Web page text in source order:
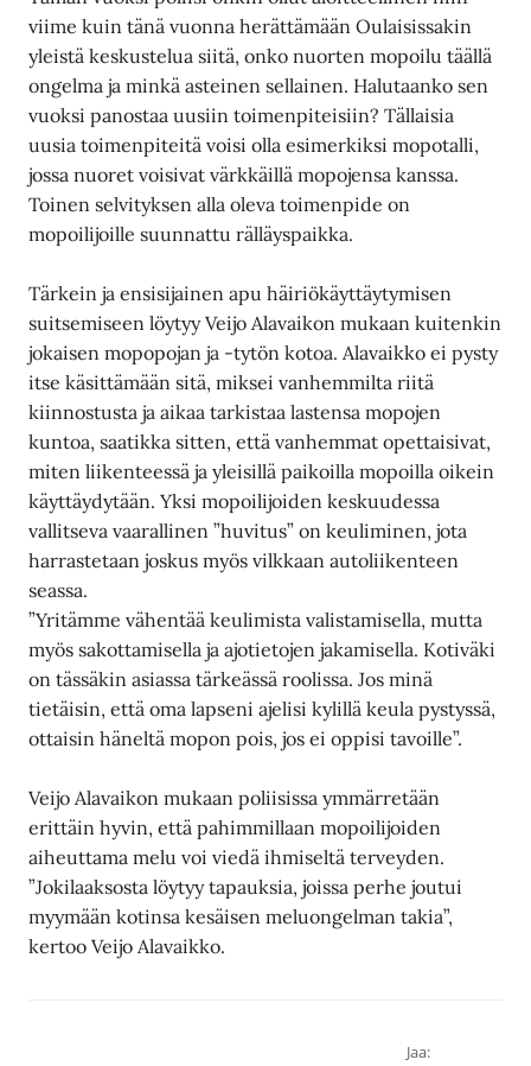
viime kuin tänä vuonna herättämään Oulaisissakin
yleistä keskustelua siitä, onko nuorten mopoilu täällä
ongelma ja minkä asteinen sellainen. Halutaanko sen
vuoksi panostaa uusiin toimenpiteisiin? Tällaisia
uusia toimenpiteitä voisi olla esimerkiksi mopotalli,
jossa nuoret voisivat värkkäillä mopojensa kanssa.
Toinen selvityksen alla oleva toimenpide on
mopoilijoille suunnattu rälläyspaikka.
Tärkein ja ensisijainen apu häiriökäyttäytymisen
suitsemiseen löytyy Veijo Alavaikon mukaan kuitenkin
jokaisen mopopojan ja -tytön kotoa. Alavaikko ei pysty
itse käsittämään sitä, miksei vanhemmilta riitä
kiinnostusta ja aikaa tarkistaa lastensa mopojen
kuntoa, saatikka sitten, että vanhemmat opettaisivat,
miten liikenteessä ja yleisillä paikoilla mopoilla oikein
käyttäydytään. Yksi mopoilijoiden keskuudessa
vallitseva vaarallinen ”huvitus” on keuliminen, jota
harrastetaan joskus myös vilkkaan autoliikenteen
seassa.
”Yritämme vähentää keulimista valistamisella, mutta
myös sakottamisella ja ajotietojen jakamisella. Kotiväki
on tässäkin asiassa tärkeässä roolissa. Jos minä
tietäisin, että oma lapseni ajelisi kylillä keula pystyssä,
ottaisin häneltä mopon pois, jos ei oppisi tavoille”.
Veijo Alavaikon mukaan poliisissa ymmärretään
erittäin hyvin, että pahimmillaan mopoilijoiden
aiheuttama melu voi viedä ihmiseltä terveyden.
”Jokilaaksosta löytyy tapauksia, joissa perhe joutui
myymään kotinsa kesäisen meluongelman takia”,
kertoo Veijo Alavaikko.
Jaa: